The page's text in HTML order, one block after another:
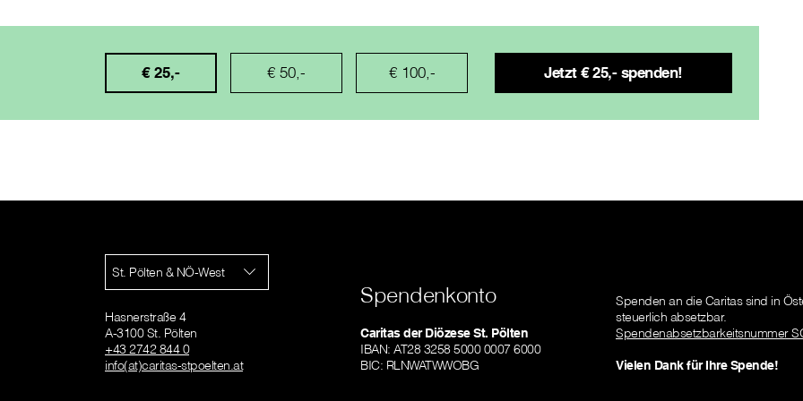
€ 25,- € 50,- € 100,-
St. Pölten & NÖ-West
Hasnerstraße 4
A-3100 St. Pölten
+43 2742 844 0
info(at)caritas-stpoelten.at
Spendenkonto
Caritas der Diözese St. Pölten
IBAN: AT28 3258 5000 0007 6000
BIC: RLNWATWWOBG
Spenden an die Caritas sind in
steuerlich absetzbar.
Spendenabsetzbarkeitsnummer
Vielen Dank für Ihre Spende!